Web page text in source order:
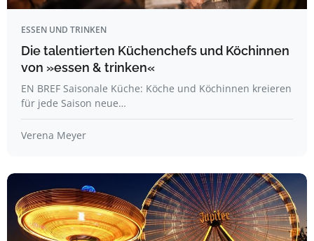
ESSEN UND TRINKEN
Die talentierten Küchenchefs und Köchinnen
von »essen & trinken«
EN BREF Saisonale Küche: Köche und Köchinnen kreieren
für jede Saison neue…
Verena Meyer